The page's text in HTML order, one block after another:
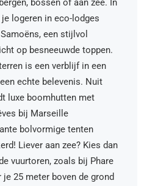
bossen of aan zee. In
logeren in eco-lodges
een stijlvol
op besneeuwde toppen.
is een verblijf in een
echte belevenis. Nuit
luxe boomhutten met
bij Marseille
bolvormige tenten
Liever aan zee? Kies dan
vuurtoren, zoals bij Phare
25 meter boven de grond